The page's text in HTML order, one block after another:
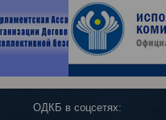
ОДКБ в соцсетях: